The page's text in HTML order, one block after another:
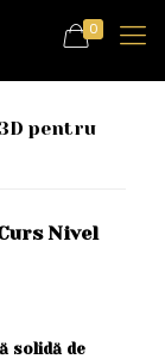
0
pentru
Nivel
solidă de